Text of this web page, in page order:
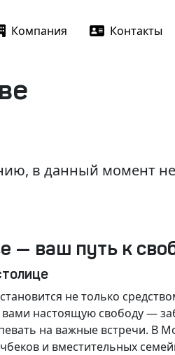
Компания Контакты
в данный момент
— ваш путь к
не только
настоящую свободу —
на важные встречи. В
и вместительных